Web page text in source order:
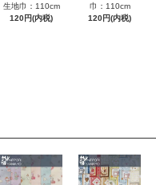
生地巾：110cm
120円(内税)
巾：110cm
120円(内税)